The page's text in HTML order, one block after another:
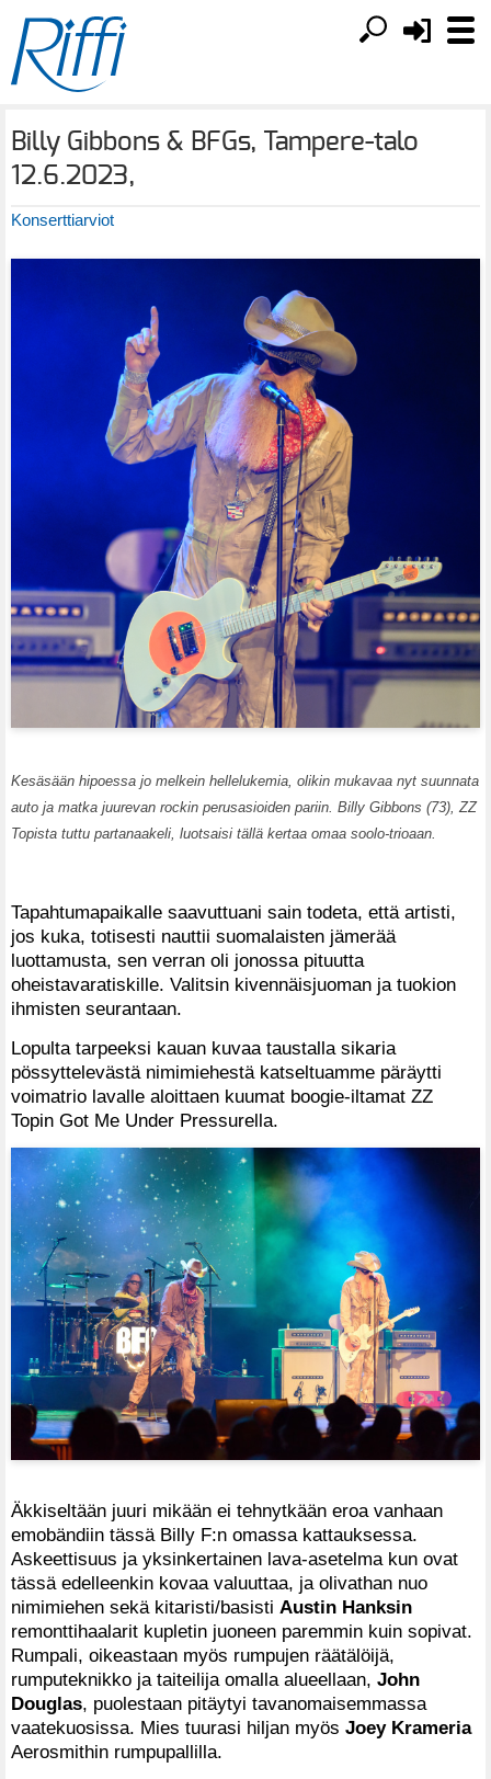
Billy Gibbons & BFGs, Tampere-talo
12.6.2023,
Konserttiarviot
Kesäsään hipoessa jo melkein hellelukemia, olikin mukavaa nyt suunnata
auto ja matka juurevan rockin perusasioiden pariin. Billy Gibbons (73), ZZ
Topista tuttu partanaakeli, luotsaisi tällä kertaa omaa soolo-trioaan.
Tapahtumapaikalle saavuttuani sain todeta, että artisti,
jos kuka, totisesti nauttii suomalaisten jämerää
luottamusta, sen verran oli jonossa pituutta
oheistavaratiskille. Valitsin kivennäisjuoman ja tuokion
ihmisten seurantaan.
Lopulta tarpeeksi kauan kuvaa taustalla sikaria
pössyttelevästä nimimiehestä katseltuamme päräytti
voimatrio lavalle aloittaen kuumat boogie-iltamat ZZ
Topin Got Me Under Pressurella.
Äkkiseltään juuri mikään ei tehnytkään eroa vanhaan
emobändiin tässä Billy F:n omassa kattauksessa.
Askeettisuus ja yksinkertainen lava-asetelma kun ovat
tässä edelleenkin kovaa valuuttaa, ja olivathan nuo
nimimiehen sekä kitaristi/basisti Austin Hanksin
remonttihaalarit kupletin juoneen paremmin kuin sopivat.
Rumpali, oikeastaan myös rumpujen räätälöijä,
rumputeknikko ja taiteilija omalla alueellaan, John
Douglas, puolestaan pitäytyi tavanomaisemmassa
vaatekuosissa. Mies tuurasi hiljan myös Joey Krameria
Aerosmithin rumpupallilla.